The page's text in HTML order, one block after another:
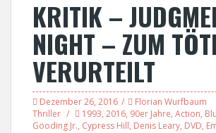
KRITIK –
NIGHT – ZUM
VERURTEILT
Dezember 26, 2016 Florian Wurfbaum
Thriller
1993, 2016, 90er Jahre, Action,
Gooding Jr., Cypress Hill, Denis Leary, DVD,